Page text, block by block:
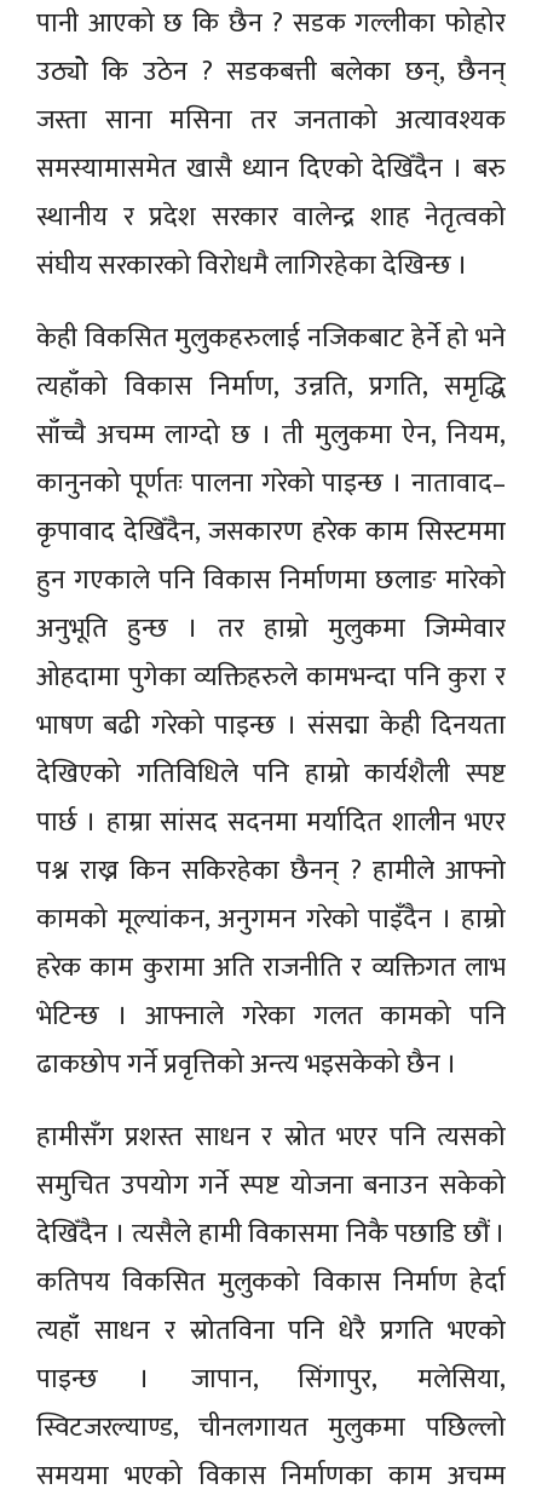
पानी आएको छ कि छैन ? सडक गल्लीका फोहोर
उठ्योे कि उठेन ? सडकबत्ती बलेका छन्, छैनन्
जस्ता साना मसिना तर जनताको अत्यावश्यक
समस्यामासमेत खासै ध्यान दिएको देखिँदैन । बरु
स्थानीय र प्रदेश सरकार वालेन्द्र शाह नेतृत्वको
संघीय सरकारको विरोधमै लागिरहेका देखिन्छ ।
केही विकसित मुलुकहरुलाई नजिकबाट हेर्ने हो भने
त्यहाँको विकास निर्माण, उन्नति, प्रगति, समृद्धि
साँच्चै अचम्म लाग्दो छ । ती मुलुकमा ऐन, नियम,
कानुनको पूर्णतः पालना गरेको पाइन्छ । नातावाद–
कृपावाद देखिँदैन, जसकारण हरेक काम सिस्टममा
हुन गएकाले पनि विकास निर्माणमा छलाङ मारेको
अनुभूति हुन्छ । तर हाम्रो मुलुकमा जिम्मेवार
ओहदामा पुगेका व्यक्तिहरुले कामभन्दा पनि कुरा र
भाषण बढी गरेको पाइन्छ । संसद्मा केही दिनयता
देखिएको गतिविधिले पनि हाम्रो कार्यशैली स्पष्ट
पार्छ । हाम्रा सांसद सदनमा मर्यादित शालीन भएर
पश्न राख्न किन सकिरहेका छैनन् ? हामीले आफ्नो
कामको मूल्यांकन, अनुगमन गरेको पाइँदैन । हाम्रो
हरेक काम कुरामा अति राजनीति र व्यक्तिगत लाभ
भेटिन्छ । आफ्नाले गरेका गलत कामको पनि
ढाकछोप गर्ने प्रवृत्तिको अन्त्य भइसकेको छैन ।
हामीसँग प्रशस्त साधन र स्रोत भएर पनि त्यसको
समुचित उपयोग गर्ने स्पष्ट योजना बनाउन सकेको
देखिँदैन । त्यसैले हामी विकासमा निकै पछाडि छौं ।
कतिपय विकसित मुलुकको विकास निर्माण हेर्दा
त्यहाँ साधन र स्रोतविना पनि धेरै प्रगति भएको
पाइन्छ । जापान, सिंगापुर, मलेसिया,
स्विटजरल्याण्ड, चीनलगायत मुलुकमा पछिल्लो
समयमा भएको विकास निर्माणका काम अचम्म